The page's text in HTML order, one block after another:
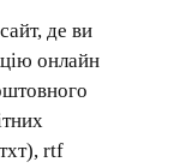
де ви
онлайн
rtf